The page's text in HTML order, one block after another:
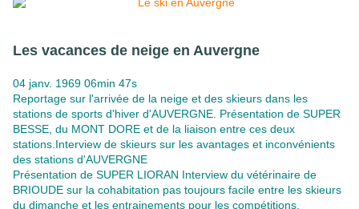
Les vacances de neige en Auvergne
04 janv. 1969 06min 47s
Reportage sur l'arrivée de la neige et des skieurs dans les
stations de sports d'hiver d'AUVERGNE. Présentation de SUPER
BESSE, du MONT DORE et de la liaison entre ces deux
stations.Interview de skieurs sur les avantages et inconvénients
des stations d'AUVERGNE
Présentation de SUPER LIORAN Interview du vétérinaire de
BRIOUDE sur la cohabitation pas toujours facile entre les skieurs
du dimanche et les entrainements pour les compétitions.